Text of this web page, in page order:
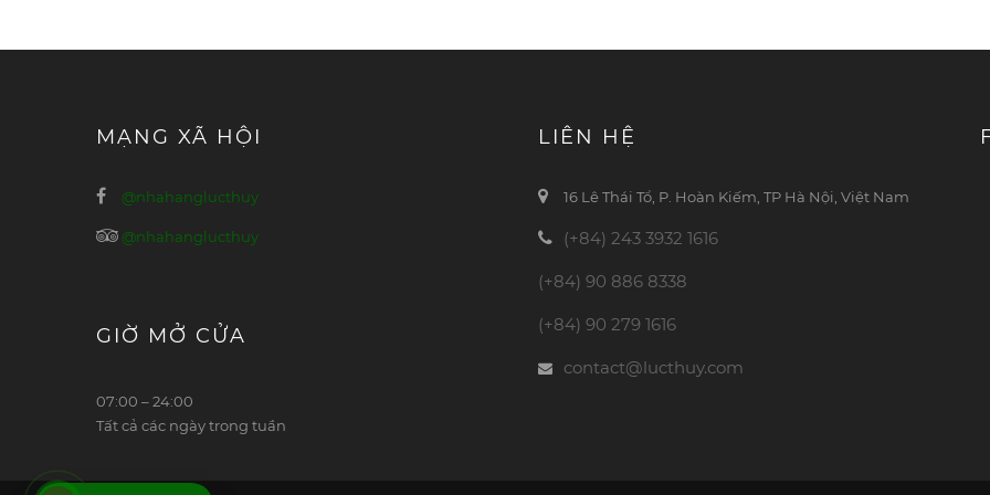
MẠNG XÃ HỘI
@nhahanglucthuy
@nhahanglucthuy
GIỜ MỞ CỬA
07:00 – 24:00
Tất cả các ngày trong tuần
LIÊN HỆ
16 Lê Thái Tổ, P. Hoàn Kiếm, TP Hà Nội, Việt Nam
(+84) 243 3932 1616
(+84) 90 886 8338
(+84) 90 279 1616
contact@lucthuy.com